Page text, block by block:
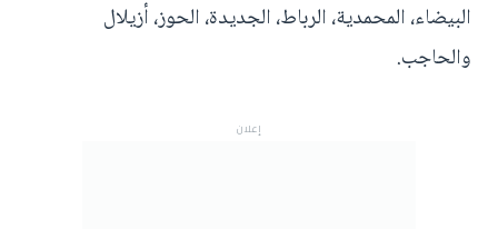
البيضاء، المحمدية، الرباط، الجديدة، الحوز، أزيلال
والحاجب.
إعلان